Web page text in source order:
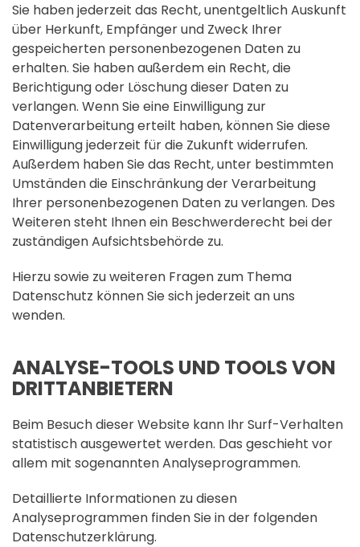
Sie haben jederzeit das Recht, unentgeltlich Auskunft
über Herkunft, Empfänger und Zweck Ihrer
gespeicherten personenbezogenen Daten zu
erhalten. Sie haben außerdem ein Recht, die
Berichtigung oder Löschung dieser Daten zu
verlangen. Wenn Sie eine Einwilligung zur
Datenverarbeitung erteilt haben, können Sie diese
Einwilligung jederzeit für die Zukunft widerrufen.
Außerdem haben Sie das Recht, unter bestimmten
Umständen die Einschränkung der Verarbeitung
Ihrer personenbezogenen Daten zu verlangen. Des
Weiteren steht Ihnen ein Beschwerderecht bei der
zuständigen Aufsichtsbehörde zu.
Hierzu sowie zu weiteren Fragen zum Thema
Datenschutz können Sie sich jederzeit an uns
wenden.
ANALYSE-TOOLS UND TOOLS VON
DRITT­ANBIETERN
Beim Besuch dieser Website kann Ihr Surf-Verhalten
statistisch ausgewertet werden. Das geschieht vor
allem mit sogenannten Analyseprogrammen.
Detaillierte Informationen zu diesen
Analyseprogrammen finden Sie in der folgenden
Datenschutzerklärung.